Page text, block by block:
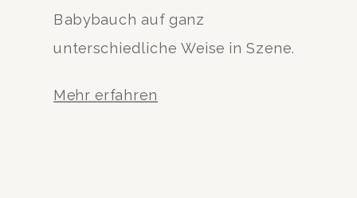
Babybauch auf ganz
unterschiedliche Weise in Szene.
Mehr erfahren